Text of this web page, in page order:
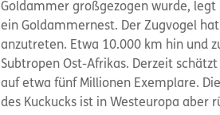
Goldammer großgezogen wurde, legt
ein Goldammernest. Der Zugvogel
anzutreten. Etwa 10.000 km hin und
Subtropen Ost-Afrikas. Derzeit
auf etwa fünf Millionen Exemplare.
des Kuckucks ist in Westeuropa aber